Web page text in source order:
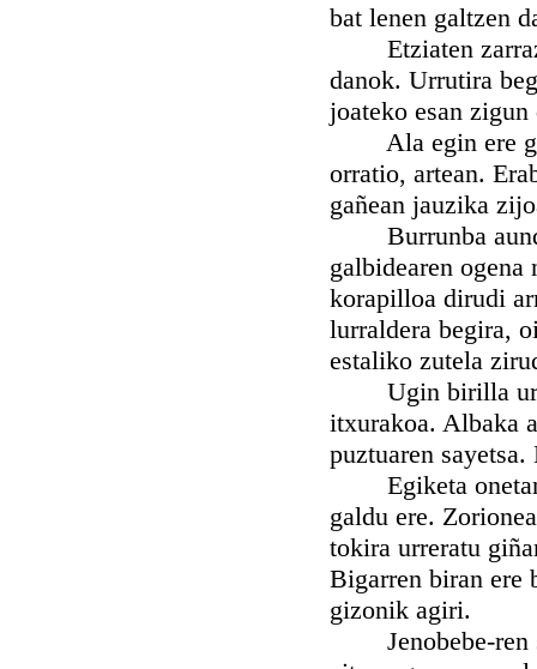
bat lenen galtzen
Etziaten
danok. Urrutira
joateko esan
Ala egin ere
orratio, artean.
gañean jauzika
Burrunba
galbidearen
korapilloa dirudi
lurraldera begira,
estaliko zutela
Ugin birilla
itxurakoa. Albaka
puztuaren
Egiketa onetan,
galdu ere.
tokira urreratu
Bigarren biran ere
gizonik agiri.
Jenobebe-ren